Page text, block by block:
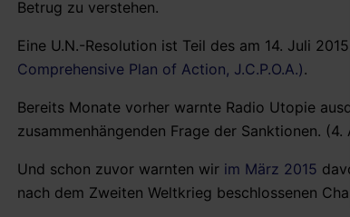
Betrug zu verstehen.
Eine U.N.-Resolution ist Teil des am 14. Juli
Comprehensive Plan of Action, J.C.P.O.A.).
Bereits Monate vorher warnte Radio Utopie
zusammenhängenden Frage der Sanktionen.
Und schon zuvor warnten wir im März 2015
nach dem Zweiten Weltkrieg beschlossenen